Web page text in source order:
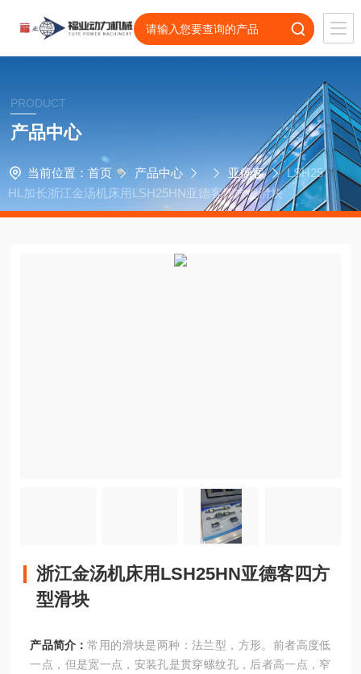
PRODUCT
产品中心
当前位置： 首页 产品中心 亚德客
LSH25
HL加长浙江金汤机床用LSH25HN亚德客四方型滑块
浙江金汤机床用LSH25HN亚德客四方
型滑块
产品简介：常用的滑块是两种：法兰型，方形。前者高度低
一点，但是宽一点，安装孔是贯穿螺纹孔，后者高一点，窄